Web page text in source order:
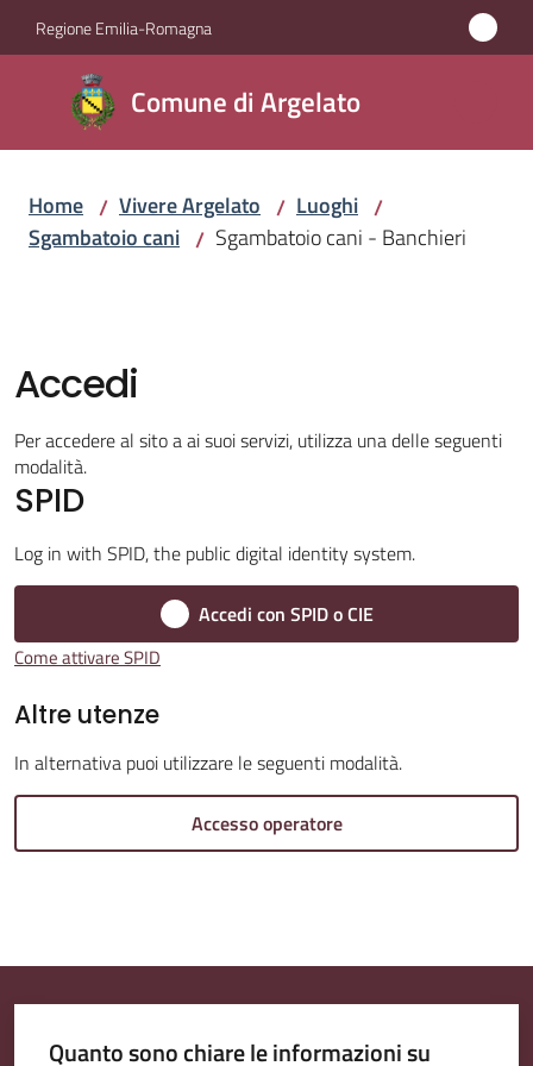
Vai al contenuto
Vai alla navigazione
Vai al footer
Regione Emilia-Romagna
Comune di Argelato
Comune
di
Argelato
Amministrazione
Servizi
Vivere
Argelato
Amministrazione
Tutti
Home / Vivere Argelato / Luoghi /
Sgambatoio cani / Sgambatoio cani - Banchieri
Accedi
Per accedere al sito a ai suoi servizi, utilizza una delle seguenti
modalità.
SPID
Log in with SPID, the public digital identity system.
Accedi con SPID o CIE
Come attivare SPID
Altre utenze
In alternativa puoi utilizzare le seguenti modalità.
Accesso operatore
Quanto sono chiare le informazioni su